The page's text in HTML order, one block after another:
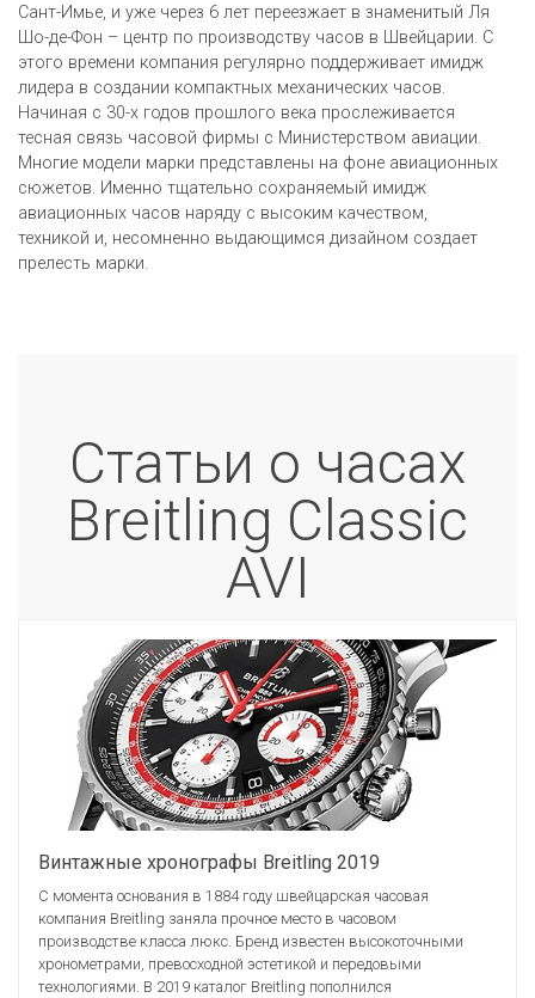
Сант-Имье, и уже через 6 лет переезжает в знаменитый Ля
Шо-де-Фон – центр по производству часов в Швейцарии. С
этого времени компания регулярно поддерживает имидж
лидера в создании компактных механических часов.
Начиная с 30-х годов прошлого века прослеживается
тесная связь часовой фирмы с Министерством авиации.
Многие модели марки представлены на фоне авиационных
сюжетов. Именно тщательно сохраняемый имидж
авиационных часов наряду с высоким качеством,
техникой и, несомненно выдающимся дизайном создает
прелесть марки.
Статьи о часах
Breitling Classic
AVI
Винтажные хронографы Breitling 2019
С момента основания в 1884 году швейцарская часовая
компания Breitling заняла прочное место в часовом
производстве класса люкс. Бренд известен высокоточными
хронометрами, превосходной эстетикой и передовыми
технологиями. В 2019 каталог Breitling пополнился